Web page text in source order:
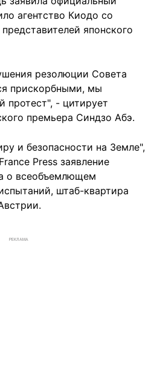
агентство Киодо со
японского
резолюции Совета
прискорбными, мы
протест", - цитирует
премьера Синдзо Абэ.
и безопасности на Земле",
Press заявление
о всеобъемлющем
штаб-квартира
РЕКЛАМА